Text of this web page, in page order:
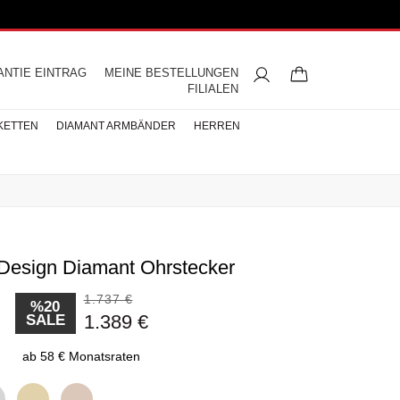
MEINE BESTELLUNGEN
EINTRAG
FILIALEN
Eheringe
Halbmemoire
Diamantringe
Perlen Ohrringe
Buchstaben Halskette
DIAMANT ARMBÄNDER HERREN
Herren Halsketten
Diamant Ohrstecker
%20
SALE
1.737 €
1.389 €
ab 58 € Monatsraten